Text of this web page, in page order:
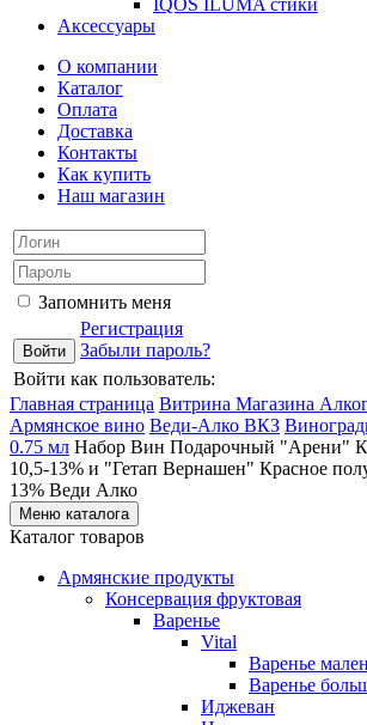
IQOS ILUMA стики
Аксессуары
О компании
Каталог
Оплата
Доставка
Контакты
Как купить
Наш магазин
Запомнить меня
Регистрация
Забыли пароль?
Войти как пользователь:
Главная страница Витрина Магазина
Армянское вино Веди-Алко ВКЗ
0.75 мл Набор Вин Подарочный "Арени"
10,5-13% и "Гетап Вернашен" Красное
13% Веди Алко
Меню каталога
Каталог товаров
Армянские продукты
Консервация фруктовая
Варенье
Vital
Варенье
Варенье
Иджеван